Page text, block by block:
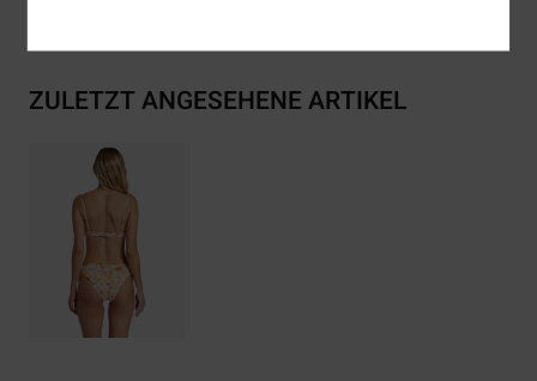
ZULETZT ANGESEHENE ARTIKEL